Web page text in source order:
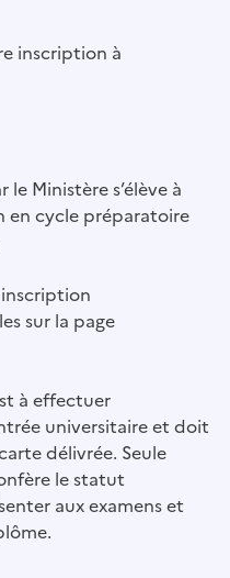
inscription à
Ministère s’élève à
en cycle préparatoire
sur la page
à effectuer
universitaire et doit
délivrée. Seule
le statut
aux examens et